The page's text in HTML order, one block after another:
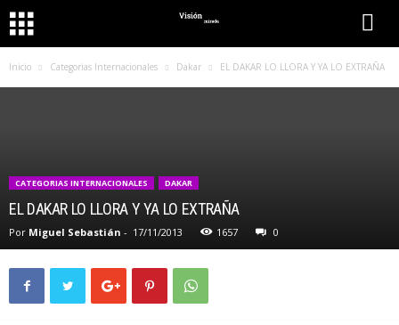
Inicio Categorias Internacionales Dakar EL DAKAR LO LLORA Y YA LO EXTRAÑA
CATEGORIAS INTERNACIONALES DAKAR
EL DAKAR LO LLORA Y YA LO EXTRAÑA
Por Miguel Sebastián - 17/11/2013 1657 0